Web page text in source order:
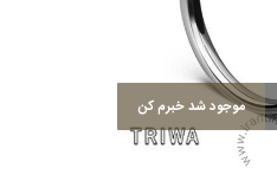
موجود شد خبرم کن